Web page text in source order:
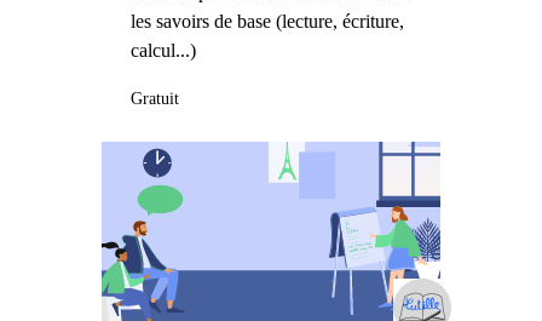
les savoirs de base (lecture, écriture,
calcul...)
Gratuit